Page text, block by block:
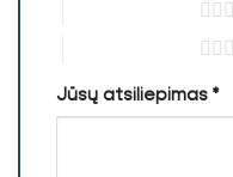
Jūsų atsiliepimas *